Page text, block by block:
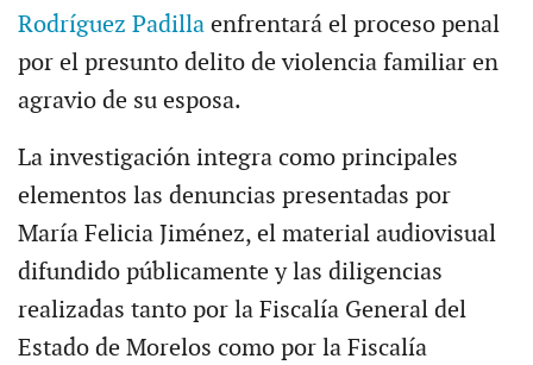
Rodríguez Padillaenfrentará el proceso penal
por el presunto delito de violencia familiar en
agravio de su esposa.
La investigación integra como principales
elementos las denuncias presentadas por
María Felicia Jiménez, el material audiovisual
difundido públicamente y las diligencias
realizadas tanto por la Fiscalía General del
Estado de Morelos como por la Fiscalía